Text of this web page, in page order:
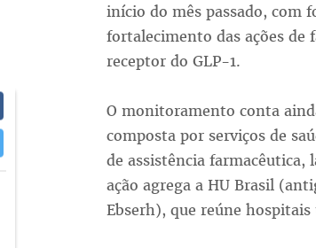
início do mês passado, com
fortalecimento das ações de
receptor do GLP-1.
O monitoramento conta
composta por serviços de
de assistência
ação agrega a HU Brasil
Ebserh), que reúne